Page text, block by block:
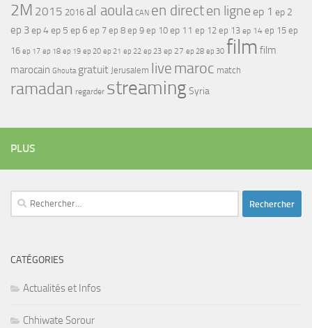
2M 2015 2016 al aoula CAN en directen ligne ep 1 ep 2
ep 3ep 4ep 5 ep 6 ep 7 ep 8 ep 9 ep 10 ep 11 ep 12 ep 13 ep 14 ep 15 ep
16 ep 17 ep 18 ep 19 ep 20 ep 21 ep 22 ep 23 ep 27 ep 28 ep 30 film film
marocain Ghouta gratuit Jerusalem live maroc match
ramadan regarder streamingSyria
PLUS
Rechercher :
CATÉGORIES
Actualités et Infos
Chhiwate Sorour